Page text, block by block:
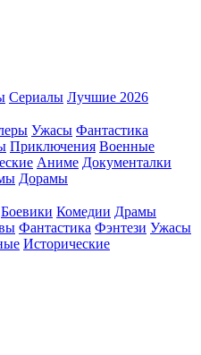
Сериалы Лучшие 2026
Ужасы Фантастика
Приключения Военные
Аниме Документалки
Дорамы
Боевики Комедии Драмы
Фантастика Фэнтези Ужасы
Исторические